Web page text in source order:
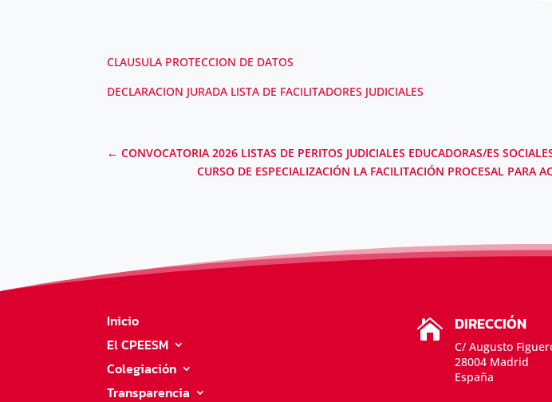
CLAUSULA PROTECCION DE DATOS
DECLARACION JURADA LISTA DE FACILITADORES JUDICIALES
←CONVOCATORIA 2026 LISTAS DE PERITOS JUDICIALES EDUCADORAS/ES
CURSO DE ESPECIALIZACIÓN LA FACILITACIÓN PROCESAL PARA
Inicio
El CPEESM
Colegiación
Transparencia
 DIRECCIÓN
C/ Augusto
28004 Madrid
España